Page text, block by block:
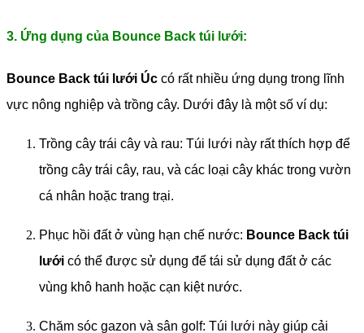
3. Ứng dụng của Bounce Back túi lưới:
Bounce Back túi lưới Úc có rất nhiều ứng dụng trong lĩnh
vực nông nghiệp và trồng cây. Dưới đây là một số ví dụ:
Trồng cây trái cây và rau: Túi lưới này rất thích hợp để
trồng cây trái cây, rau, và các loại cây khác trong vườn
cá nhân hoặc trang trại.
Phục hồi đất ở vùng hạn chế nước: Bounce Back túi
lưới có thể được sử dụng để tái sử dụng đất ở các
vùng khô hanh hoặc cạn kiệt nước.
Chăm sóc gazon và sân golf: Túi lưới này giúp cải